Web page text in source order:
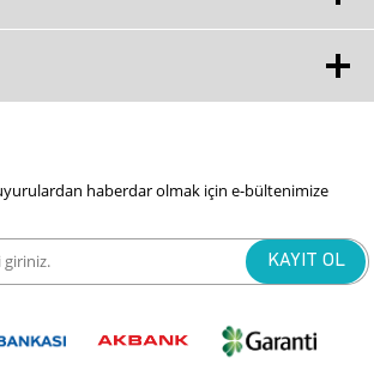
haberdar olmak için e-bültenimize